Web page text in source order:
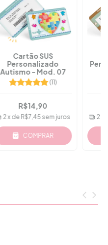
Cartão SUS
Personalizado
Autismo - Mod. 07
(11)
R$14,90
2x de R$7,45 sem juros
COMPRAR
2